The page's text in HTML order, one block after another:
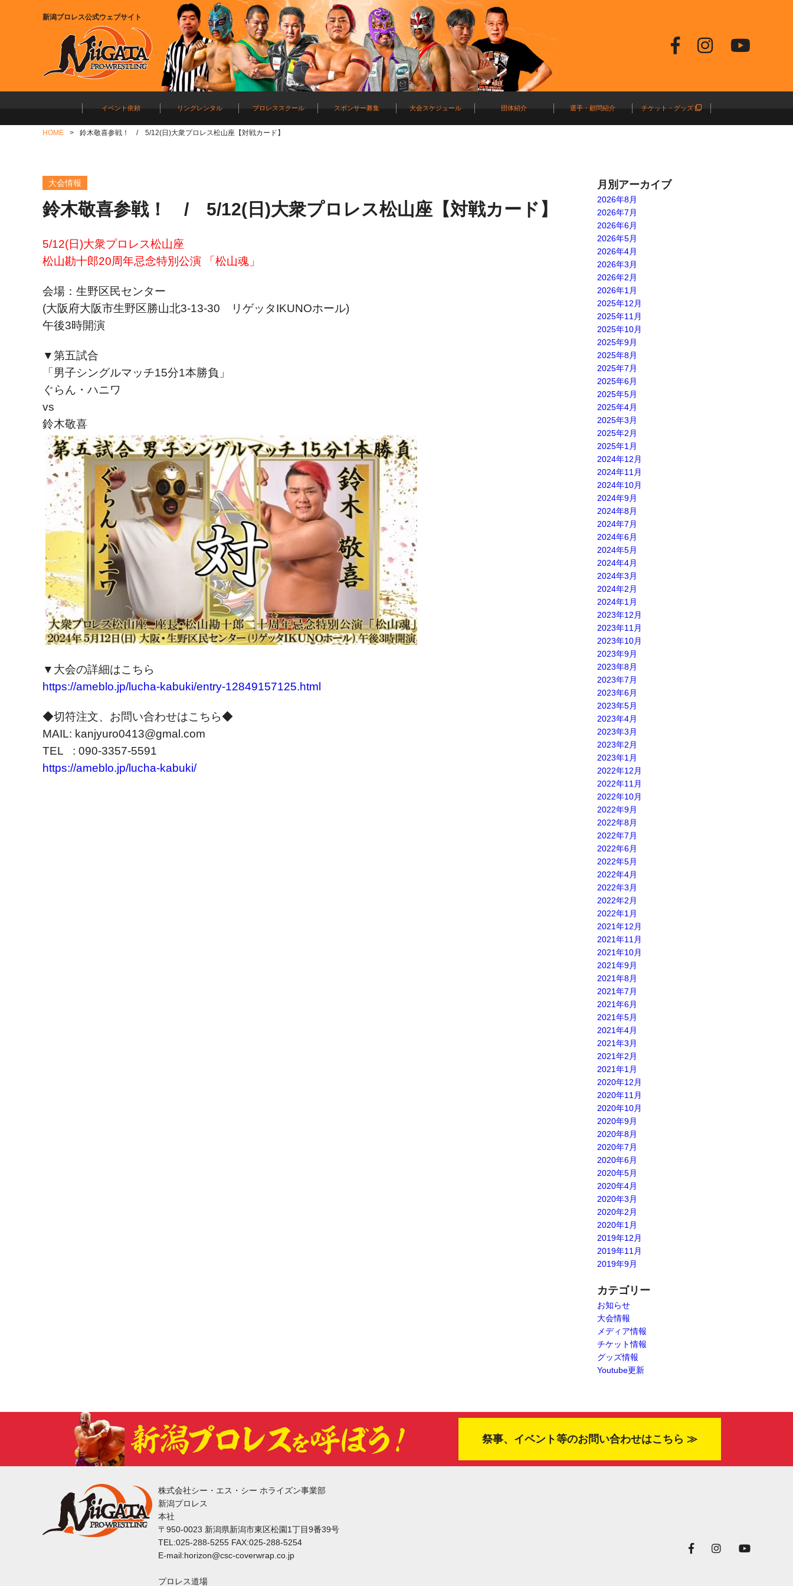
新潟プロレス公式ウェブサイト
イベント依頼 リングレンタル プロレススクール スポンサー募集 大会スケジュール 団体紹介 選手・顧問紹介 チケット・グッズ
HOME 鈴木敬喜参戦！ / 5/12(日)大衆プロレス松山座【対戦カード】
大会情報
鈴木敬喜参戦！ / 5/12(日)大衆プロレス松山座【対戦カード】
5/12(日)大衆プロレス松山座
松山勘十郎20周年忌念特別公演 「松山魂」
会場：生野区民センター
(大阪府大阪市生野区勝山北3-13-30 リゲッタIKUNOホール)
午後3時開演
▼第五試合
「男子シングルマッチ15分1本勝負」
ぐらん・ハニワ
vs
鈴木敬喜
▼大会の詳細はこちら
https://ameblo.jp/lucha-kabuki/entry-12849157125.html
◆切符注文、お問い合わせはこちら◆
MAIL: kanjyuro0413@gmal.com
TEL : 090-3357-5591
https://ameblo.jp/lucha-kabuki/
月別アーカイブ
2026年8月
2026年7月
2026年6月
2026年5月
2026年4月
2026年3月
2026年2月
2026年1月
2025年12月
2025年11月
2025年10月
2025年9月
2025年8月
2025年7月
2025年6月
2025年5月
2025年4月
2025年3月
2025年2月
2025年1月
2024年12月
2024年11月
2024年10月
2024年9月
2024年8月
2024年7月
2024年6月
2024年5月
2024年4月
2024年3月
2024年2月
2024年1月
2023年12月
2023年11月
2023年10月
2023年9月
2023年8月
2023年7月
2023年6月
2023年5月
2023年4月
2023年3月
2023年2月
2023年1月
2022年12月
2022年11月
2022年10月
2022年9月
2022年8月
2022年7月
2022年6月
2022年5月
2022年4月
2022年3月
2022年2月
2022年1月
2021年12月
2021年11月
2021年10月
2021年9月
2021年8月
2021年7月
2021年6月
2021年5月
2021年4月
2021年3月
2021年2月
2021年1月
2020年12月
2020年11月
2020年10月
2020年9月
2020年8月
2020年7月
2020年6月
2020年5月
2020年4月
2020年3月
2020年2月
2020年1月
2019年12月
2019年11月
2019年9月
カテゴリー
お知らせ
大会情報
メディア情報
チケット情報
グッズ情報
Youtube更新
祭事、イベント等のお問い合わせはこちら ≫
株式会社シー・エス・シー ホライズン事業部
新潟プロレス
本社
〒950-0023 新潟県新潟市東区松園1丁目9番39号
TEL:025-288-5255 FAX:025-288-5254
E-mail:horizon@csc-coverwrap.co.jp
プロレス道場